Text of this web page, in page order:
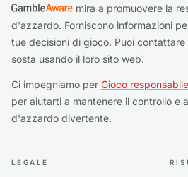
mira a promuovere la
d'azzardo. Forniscono informazioni
tue decisioni di gioco. Puoi contattare
sosta usando il loro sito web.
Ci impegniamo per Gioco responsabile
per aiutarti a mantenere il controllo e
d'azzardo divertente.
LEGALE